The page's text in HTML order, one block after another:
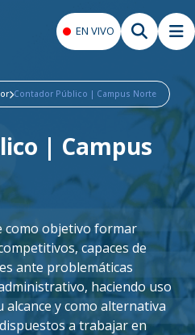
EN VIVO
Contador Público | Campus Norte
| Campus
como objetivo formar
capaces de
ante problemáticas
haciendo uso
alcance y como alternativa
a trabajar en